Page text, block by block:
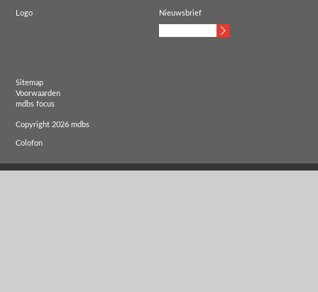
Logo Nieuwsbrief
Sitemap
Voorwaarden
mdbs focus
Copyright 2026 mdbs
Colofon